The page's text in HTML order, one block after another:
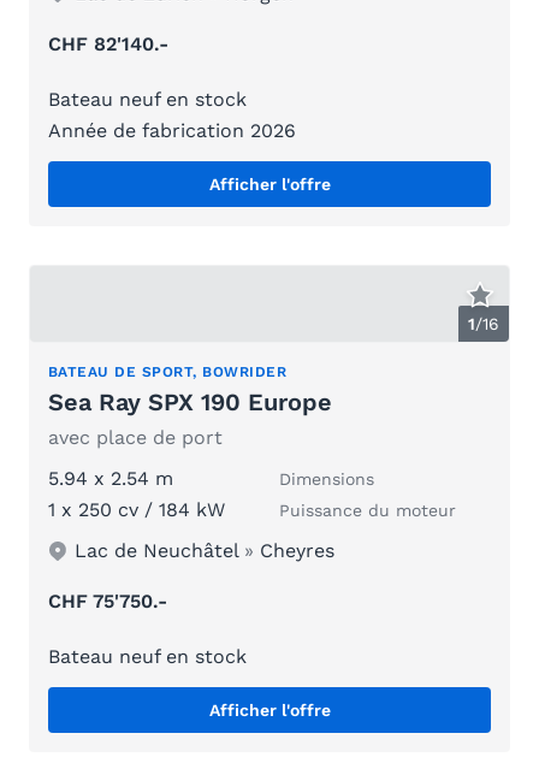
CHF 82'140.-
Bateau neuf en stock
Année de fabrication 2026
Afficher l'offre
1/16
BATEAU DE SPORT, BOWRIDER
Sea Ray SPX 190 Europe
avec place de port
5.94 x 2.54 m
Dimensions
1 x 250 cv / 184 kW Puissance du moteur
Lac de Neuchâtel» Cheyres
CHF 75'750.-
Bateau neuf en stock
Afficher l'offre